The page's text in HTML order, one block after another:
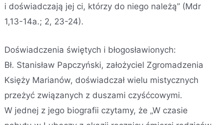
i doświadczają jej ci, którzy do niego należą” (Mdr
1,13-14a.; 2, 23-24).
Doświadczenia świętych i błogosławionych:
Bł. Stanisław Papczyński, założyciel Zgromadzenia
Księży Marianów, doświadczał wielu mistycznych
przeżyć związanych z duszami czyśćcowymi.
W jednej z jego biografii czytamy, że „W czasie